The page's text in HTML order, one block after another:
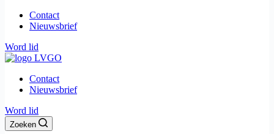
Contact
Nieuwsbrief
Word lid
Contact
Nieuwsbrief
Word lid
Zoeken